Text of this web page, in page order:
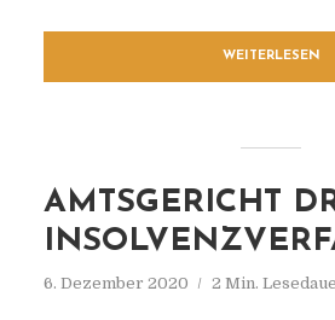
WEITERLESEN
AMTSGERICHT
6. Dezember 2020 2 Min.